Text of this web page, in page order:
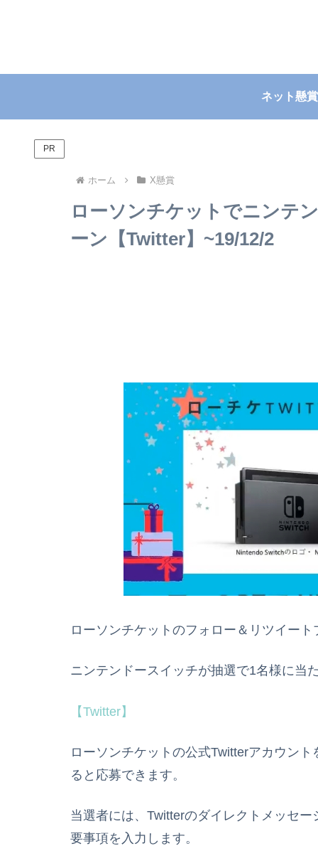
ネット懸賞
PR
ホーム X懸賞
ローソンチケットでニンテ
ーン【Twitter】~19/12/2
ローソンチケットのフォロー＆リツイー
ニンテンドースイッチが抽選で1名様に当
【Twitter】
ローソンチケットの公式Twitterアカウン
ると応募できます。
当選者には、Twitterのダイレクトメッセ
要事項を入力します。